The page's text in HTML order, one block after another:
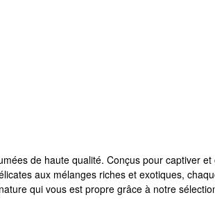
de haute qualité. Conçus pour captiver
aux mélanges riches et exotiques,
qui vous est propre grâce à notre